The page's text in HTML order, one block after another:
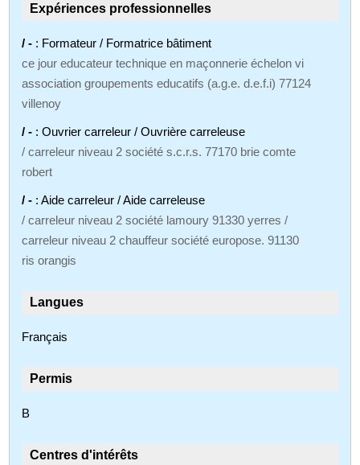
Expériences professionnelles
/ - : Formateur / Formatrice bâtiment
ce jour educateur technique en maçonnerie échelon vi
association groupements educatifs (a.g.e. d.e.f.i) 77124
villenoy
/ - : Ouvrier carreleur / Ouvrière carreleuse
/ carreleur niveau 2 société s.c.r.s. 77170 brie comte
robert
/ - : Aide carreleur / Aide carreleuse
/ carreleur niveau 2 société lamoury 91330 yerres /
carreleur niveau 2 chauffeur société europose. 91130
ris orangis
Langues
Français
Permis
B
Centres d'intérêts